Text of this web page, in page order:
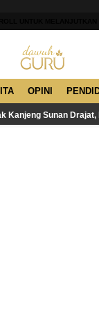
Dawuh Guru
Tradisi, Membangun
OPINI
Kanjeng Sunan